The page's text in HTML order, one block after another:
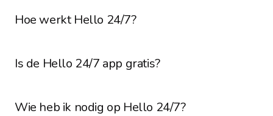
Hoe werkt Hello 24/7?
Is de Hello 24/7 app gratis?
Wie heb ik nodig op Hello 24/7?